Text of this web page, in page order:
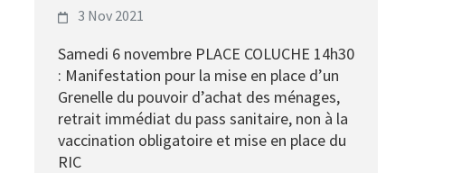
3 Nov 2021
Samedi 6 novembre PLACE COLUCHE 14h30
: Manifestation pour la mise en place d’un
Grenelle du pouvoir d’achat des ménages,
retrait immédiat du pass sanitaire, non à la
vaccination obligatoire et mise en place du
RIC